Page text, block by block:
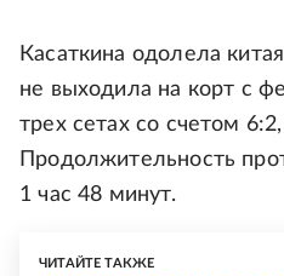
Касаткина одолела
не выходила на корт с
трех сетах со счетом
Продолжительность
1 час 48 минут.
ЧИТАЙТЕ ТАКЖЕ